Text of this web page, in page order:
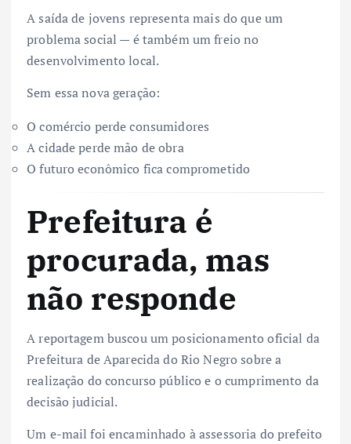
A saída de jovens representa mais do que um
problema social — é também um freio no
desenvolvimento local.
Sem essa nova geração:
O comércio perde consumidores
A cidade perde mão de obra
O futuro econômico fica comprometido
Prefeitura é
procurada, mas
não responde
A reportagem buscou um posicionamento oficial da
Prefeitura de Aparecida do Rio Negro sobre a
realização do concurso público e o cumprimento da
decisão judicial.
Um e-mail foi encaminhado à assessoria do prefeito